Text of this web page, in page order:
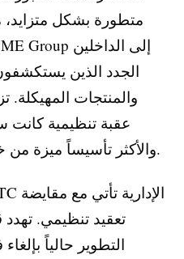
متطورة بشكل متزايد،
الجدد الذين
والمنتجات المهيكلة.
عقبة تنظيمية كانت
والأكثر تأسيساً ميزة من خلال موارد الامتثال الأعمق.
تعقيد تنظيمي. تهدد
التطوير حالياً